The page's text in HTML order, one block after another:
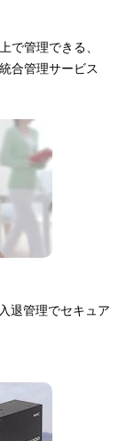
で管理できる、
合管理サービス
退管理でセキュア